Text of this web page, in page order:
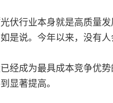
伏行业本身就是高质量
是说。今年以来，没有
经成为最具成本竞争优
显著提高。